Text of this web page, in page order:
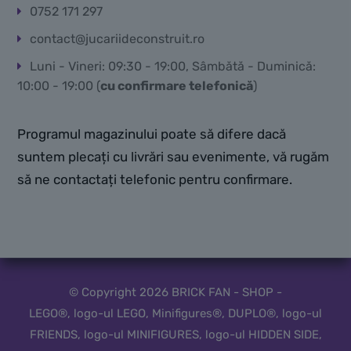
0752 171 297
contact@jucariideconstruit.ro
Luni - Vineri: 09:30 - 19:00, Sâmbătă - Duminică:
10:00 - 19:00 (cu confirmare telefonică)
Programul magazinului poate să difere dacă
suntem plecați cu livrări sau evenimente, vă rugăm
să ne contactați telefonic pentru confirmare.
© Copyright 2026 BRICK FAN - SHOP -
LEGO®, logo-ul LEGO, Minifigures®, DUPLO®, logo-ul
FRIENDS, logo-ul MINIFIGURES, logo-ul HIDDEN SIDE,